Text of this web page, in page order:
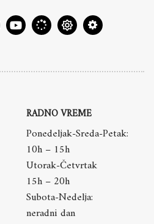
RADNO VREME
Ponedeljak-Sreda-Petak:
10h – 15h
Utorak-Četvrtak
15h – 20h
Subota-Nedelja:
neradni dan